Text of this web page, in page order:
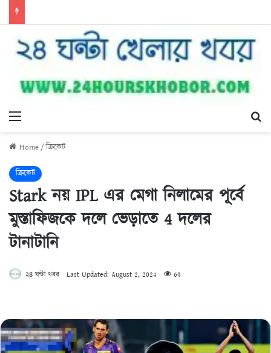
Menu
Home/ক্রিকেট
ক্রিকেট
Stark নয় IPL এর মেগা নিলামের পূর্বে
মুস্তাফিজকে দলে ভেড়াতে 4 দলের
টানাটানি
২৪ ঘন্টা খবর Last Updated: August 2, 2024 69